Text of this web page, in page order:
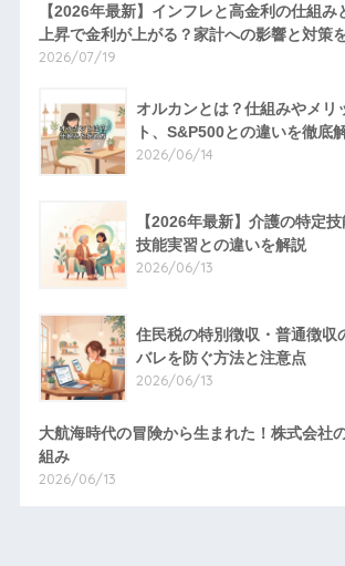
【2026年最新】インフレと高金利の仕組み
上昇で金利が上がる？家計への影響と対策
2026/07/19
オルカンとは？仕組みやメリ
ト、S&P500との違いを徹底
2026/06/14
【2026年最新】介護の特定
技能実習との違いを解説
2026/06/13
住民税の特別徴収・普通徴収
バレを防ぐ方法と注意点
2026/06/13
大航海時代の冒険から生まれた！株式会社
組み
2026/06/13